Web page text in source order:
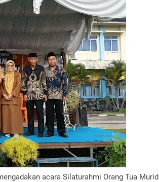
acara Silaturahmi Orang Tua Murid